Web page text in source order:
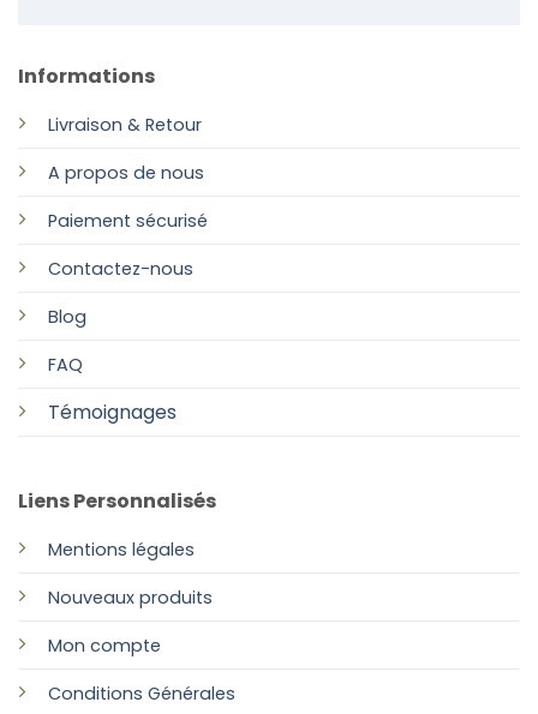
Informations
Livraison & Retour
A propos de nous
Paiement sécurisé
Contactez-nous
Blog
FAQ
Témoignages
Liens Personnalisés
Mentions légales
Nouveaux produits
Mon compte
Conditions Générales